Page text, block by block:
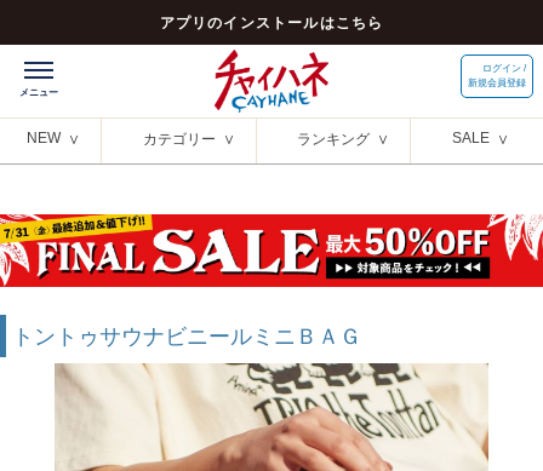
アプリのインストールはこちら
ログイン /
新規会員登録
NEW カテゴリー ランキング SALE
トントゥサウナビニールミニＢＡＧ